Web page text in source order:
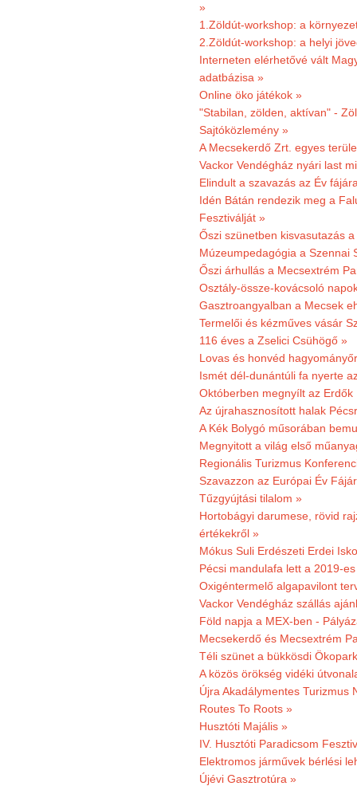
»
1.Zöldút-workshop: a
2.Zöldút-workshop: a helyi
Interneten elérhetővé vált
adatbázisa »
Online öko játékok »
"Stabilan, zölden, aktívan" -
Sajtóközlemény »
A Mecsekerdő Zrt. egyes
Vackor Vendégház nyári last
Elindult a szavazás az Év
Idén Bátán rendezik meg a
Fesztiválját »
Őszi szünetben kisvasutazás
Múzeumpedagógia a Szennai
Őszi árhullás a Mecsextrém
Osztály-össze-kovácsoló
Gasztroangyalban a Mecsek
Termelői és kézműves vásár
116 éves a Zselici Csühögő »
Lovas és honvéd
Ismét dél-dunántúli fa nyerte
Októberben megnyílt az
Az újrahasznosított halak
A Kék Bolygó műsorában
Megnyitott a világ első
Regionális Turizmus
Szavazzon az Európai Év
Tűzgyújtási tilalom »
Hortobágyi darumese, rövid
értékekről »
Mókus Suli Erdészeti Erdei
Pécsi mandulafa lett a 2019-
Oxigéntermelő algapavilont
Vackor Vendégház szállás
Föld napja a MEX-ben -
Mecsekerdő és Mecsextrém
Téli szünet a bükkösdi
A közös örökség vidéki
Újra Akadálymentes Turizmus
Routes To Roots »
Husztóti Majális »
IV. Husztóti Paradicsom
Elektromos járművek bérlési
Újévi Gasztrotúra »